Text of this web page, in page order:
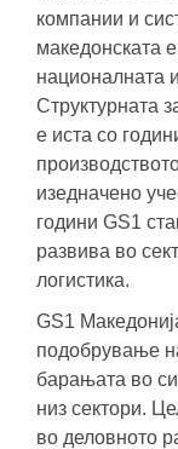
компании и
македонската
националната
Структурната
е иста со
изедначено
години GS1
развива во
логистика.
GS1
подобрување
барањата во
низ сектори.
во деловното